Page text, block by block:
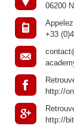
06200
+33
http://
http://